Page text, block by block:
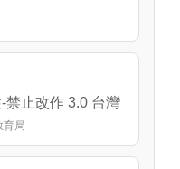
禁止改作 3.0 台灣
育局